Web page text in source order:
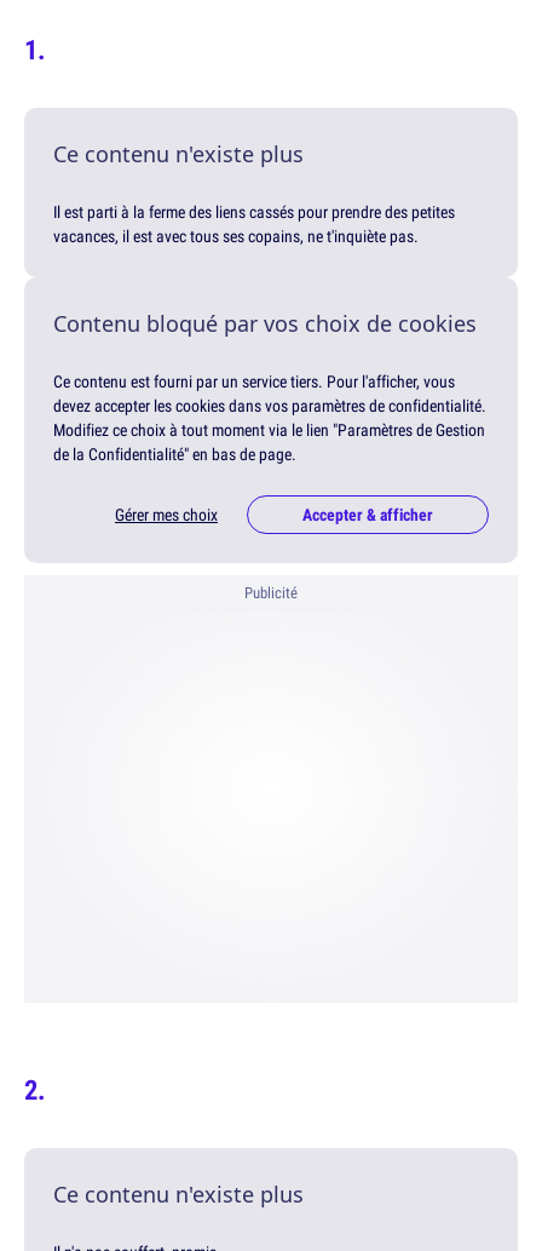
Ce contenu n'existe plus
Il est parti à la ferme des liens cassés pour prendre des petites
vacances, il est avec tous ses copains, ne t'inquiète pas.
Contenu bloqué par vos choix de cookies
Ce contenu est fourni par un service tiers. Pour l'afficher, vous
devez accepter les cookies dans vos paramètres de confidentialité.
Modifiez ce choix à tout moment via le lien "Paramètres de Gestion
de la Confidentialité" en bas de page.
Gérer mes choix Accepter & afficher
Publicité
Ce contenu n'existe plus